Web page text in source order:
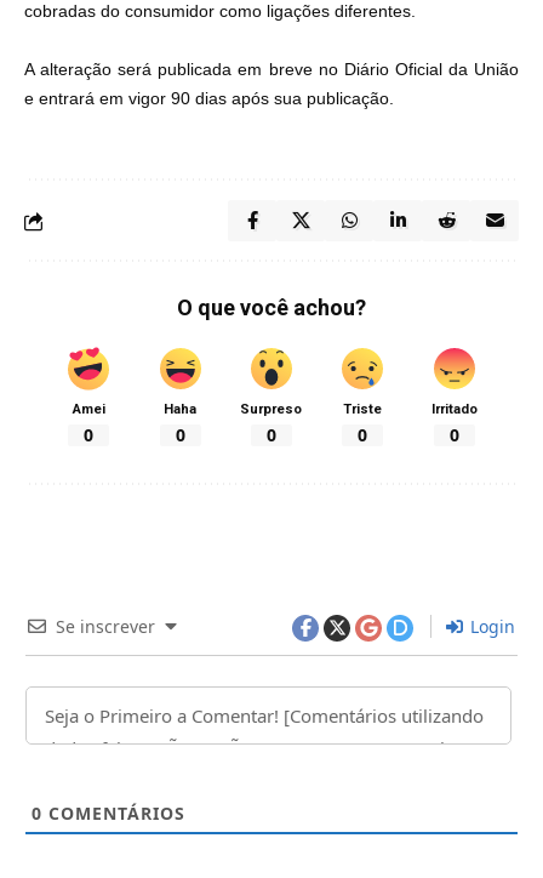
cobradas do consumidor como ligações diferentes.
A alteração será publicada em breve no Diário Oficial da União
e entrará em vigor 90 dias após sua publicação.
O que você achou?
Amei
0
Haha
0
Surpreso
0
Triste
0
Irritado
0
Se inscrever Login
0 COMENTÁRIOS